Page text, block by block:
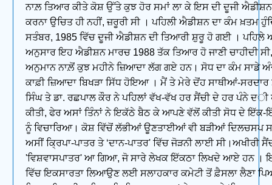
ਨਾਲ਼ ਤਿਆਰ ਕੀਤੇ ਕੋਸ਼ ਉੱਤੇ ਕੁਝ ਹੋਰ ਸਮਾਂ ਲਾ ਕੇ ਇਸ ਦੀ ਦੂਜੀ
ਕਰਨਾ ਉਚਿਤ ਹੀ ਨਹੀਂ, ਜ਼ਰੂਰੀ ਸੀ । ਪਹਿਲੀ ਐਡੀਸ਼ਨ ਦਾ ਕੰਮ ਖ਼ਤਮ
ਸਤੰਬਰ, 1985 ਵਿੱਚ ਦੂਜੀ ਐਡੀਸ਼ਨ ਦੀ ਤਿਆਰੀ ਸ਼ੁਰੂ ਹੋ ਗਈ । ਪਹਿਲੇ
ਅਨੁਸਾਰ ਇਹ ਐਡੀਸ਼ਨ ਮਾਰਚ 1988 ਤੱਕ ਤਿਆਰ ਹੋ ਜਾਣੀ ਚਾਹੀਦੀ
ਅਨੁਮਾਨ ਨਾਲ਼ੋਂ ਕੁਝ ਮਹੀਨੇ ਜ਼ਿਆਦਾ ਲੱਗ ਗਏ ਹਨ। ਸੋਧ ਦਾ ਕੰਮ ਸਾਡੇ
ਕਾਫ਼ੀ ਜ਼ਿਆਦਾ ਬਿਖੜਾ ਸਿੱਧ ਹੋਇਆ । ਮੈਂ ਤੇ ਮੇਰੇ ਦੋਂਹ ਸਾਥੀਆਂ-
ਸਿੰਘ ਤੇ ਡਾ. ਰਛਪਾਲ ਕੌਰ ਨੇ ਪਹਿਲਾਂ ਵੱਖ-ਵੱਖ ਹਰ ਸੈਂਚੀ ਦੇ ਹਰ ਪੰਨੇ
ਕੀਤੀ, ਫੇਰ ਅਸਾਂ ਤਿੰਨਾਂ ਨੇ ਇਕੱਠੇ ਬੈਠ ਕੇ ਆਪਣੇ ਵੱਲੋਂ ਕੀਤੀ ਸੋਧ ਦੇ
ਨੂੰ ਵਿਚਾਰਿਆ। ਕੋਸ਼ ਵਿੱਚੋਂ ਲੱਭੀਆਂ ਊਣਤਾਈਆਂ ਵੀ ਬੜੀਆਂ ਦਿਲਚਸਪ
ਅਸੀਂ ਕ੍ਰਿਪਾ-ਪਾਤਰ ਤੇ ‘ਦਾਨ-ਪਾਤਰ' ਵਿੱਚ ਜੋੜਨੀ ਲਾਈ ਸੀ।ਅਖੀਰੀ
'ਵਿਸ਼ਵਾਸਪਾਤਰ' ਆ ਗਿਆ, ਜੋ ਸਾਰੇ ਲੇਖਕ ਇੱਕਠਾ ਲਿਖਦੇ ਆਏ ਹਨ ।
ਵਿੱਚ ਇਕਸਾਰਤਾ ਲਿਆਉਣ ਲਈ ਸਲਾਹਕਾਰ ਕਮੇਟੀ ਤੋਂ ਫ਼ੈਸਲਾ ਲੈਣਾ